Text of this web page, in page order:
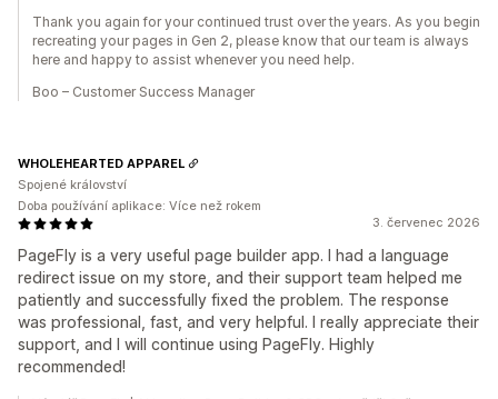
Thank you again for your continued trust over the years. As you begin
recreating your pages in Gen 2, please know that our team is always
here and happy to assist whenever you need help.
Boo – Customer Success Manager
3. červenec 2026
PageFly is a very useful page builder app. I had a language
redirect issue on my store, and their support team helped me
patiently and successfully fixed the problem. The response
was professional, fast, and very helpful. I really appreciate their
support, and I will continue using PageFly. Highly
recommended!
WHOLEHEARTED APPAREL
Spojené království
Doba používání aplikace: Více než rokem